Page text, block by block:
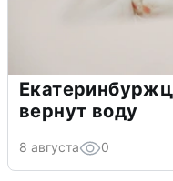
вернут воду
8 августа 0